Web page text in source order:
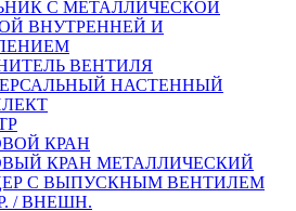
С МЕТАЛЛИЧЕСКОЙ
ВНУТРЕННЕЙ И
ВЕНТИЛЯ
НАСТЕННЫЙ
КРАН
КРАН МЕТАЛЛИЧЕСКИЙ
С ВЫПУСКНЫМ ВЕНТИЛЕМ
/ ВНЕШН.